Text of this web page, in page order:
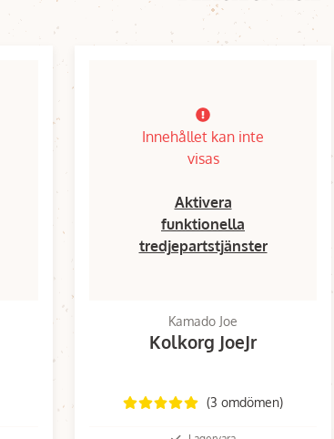
Innehållet kan inte
visas
Aktivera
funktionella
tredjepartstjänster
Kamado Joe
Kolkorg JoeJr
(3 omdömen)